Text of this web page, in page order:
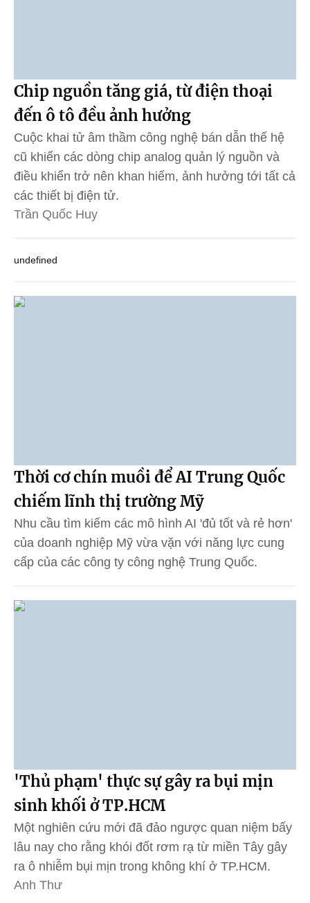
Chip nguồn tăng giá, từ điện thoại
đến ô tô đều ảnh hưởng
Cuộc khai tử âm thầm công nghệ bán dẫn thế hệ
cũ khiến các dòng chip analog quản lý nguồn và
điều khiển trở nên khan hiếm, ảnh hưởng tới tất cả
các thiết bị điện tử.
Trần Quốc Huy
undefined
Thời cơ chín muồi để AI Trung Quốc
chiếm lĩnh thị trường Mỹ
Nhu cầu tìm kiếm các mô hình AI 'đủ tốt và rẻ hơn'
của doanh nghiệp Mỹ vừa vặn với năng lực cung
cấp của các công ty công nghệ Trung Quốc.
'Thủ phạm' thực sự gây ra bụi mịn
sinh khối ở TP.HCM
Một nghiên cứu mới đã đảo ngược quan niệm bấy
lâu nay cho rằng khói đốt rơm rạ từ miền Tây gây
ra ô nhiễm bụi mịn trong không khí ở TP.HCM.
Anh Thư